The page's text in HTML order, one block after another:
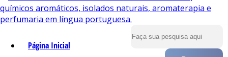
Página Inicial